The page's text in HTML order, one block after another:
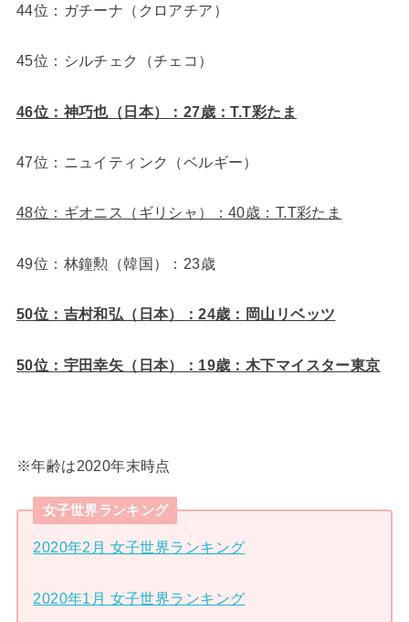
44位：ガチーナ（クロアチア）
45位：シルチェク（チェコ）
46位：神巧也（日本）：27歳：T.T彩たま
47位：ニュイティンク（ベルギー）
48位：ギオニス（ギリシャ）：40歳：T.T彩たま
49位：林鐘勲（韓国）：23歳
50位：吉村和弘（日本）：24歳：岡山リベッツ
50位：宇田幸矢（日本）：19歳：木下マイスター東京
※年齢は2020年末時点
女子世界ランキング
2020年2月 女子世界ランキング
2020年1月 女子世界ランキング